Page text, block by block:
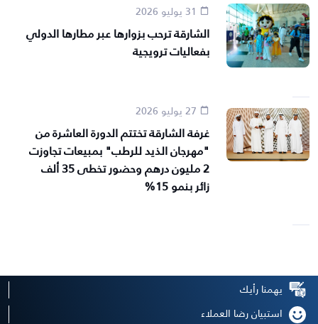
الشارقة ترحب بزوارها عبر مطارها الدولي
بفعاليات ترويجية
غرفة الشارقة تختتم الدورة العاشرة من
"مهرجان الذيد للرطب" بمبيعات تجاوزت
2 مليون درهم وحضور تخطى 35 ألف
زائر بنمو 15%
يهمنا رأيك
استبيان رضا العملاء